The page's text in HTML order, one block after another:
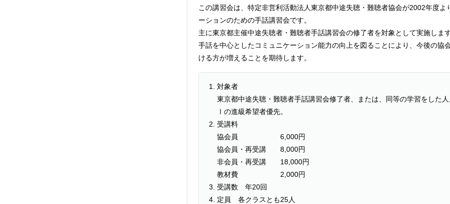
この講習会は、特定非営利活動法人東京都中途失聴・難聴者協会が2002年度
ーションのための手話講習会です。
主に東京都主催中途失聴者・難聴者手話講習会の修了者を対象として実施します
手話を中心としたコミュニケーション能力の向上を図ることにより、今後の協
ける方が増えることを期待します。
対象者
東京都中途失聴・難聴者手話講習会修了者、または、同等の学習をした
Ⅰの進級希望者優先。
受講料
協会員 6,000円
協会員・再受講 8,000円
非会員・再受講 18,000円
教材費 2,000円
受講数 年20回
定員 各クラスとも25人